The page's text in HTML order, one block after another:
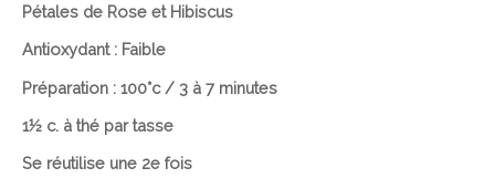
Pétales de Rose et Hibiscus
Antioxydant : Faible
Préparation : 100°c / 3 à 7 minutes
1½ c. à thé par tasse
Se réutilise une 2e fois